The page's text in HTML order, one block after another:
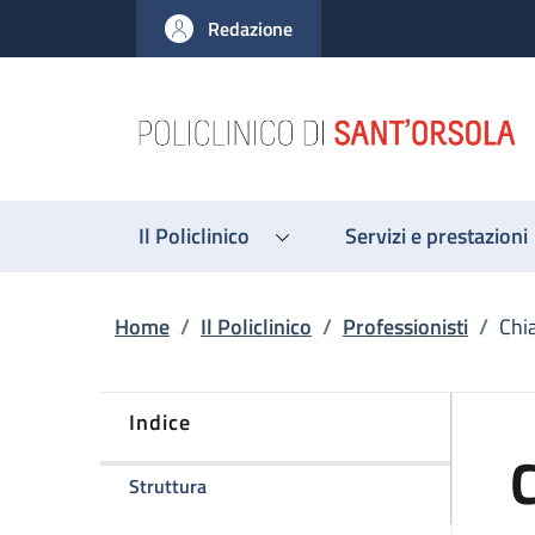
al contenuto principale
to footer content
Redazione
Il Policlinico Servizi e prestazioni
Briciole di pane
Home / Il Policlinico / Professionisti /
Indice
Strutturadella pagina Chiara Baldovini